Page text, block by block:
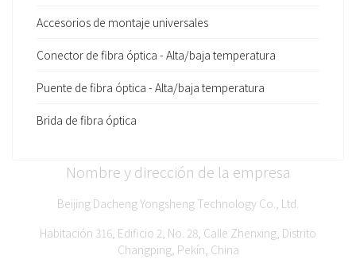
Accesorios de montaje universales
Conector de fibra óptica - Alta/baja temperatura
Puente de fibra óptica - Alta/baja temperatura
Brida de fibra óptica
Nombre y dirección de la empresa
Beijing Dacheng Yongsheng Technology Co., Ltd.
Habitación 316, Edificio 2, No. 28, Calle Zhenxing, Distrito
Changping, Pekín, China